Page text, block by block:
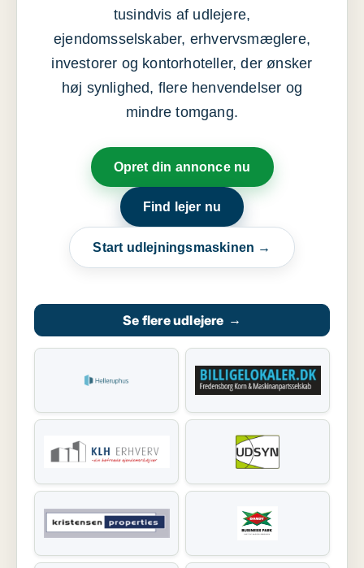
tusindvis af udlejere,
ejendomsselskaber, erhvervsmæglere,
investorer og kontorhoteller, der ønsker
høj synlighed, flere henvendelser og
mindre tomgang.
Opret din annonce nu
Find lejer nu
Start udlejningsmaskinen →
Se flere udlejere →